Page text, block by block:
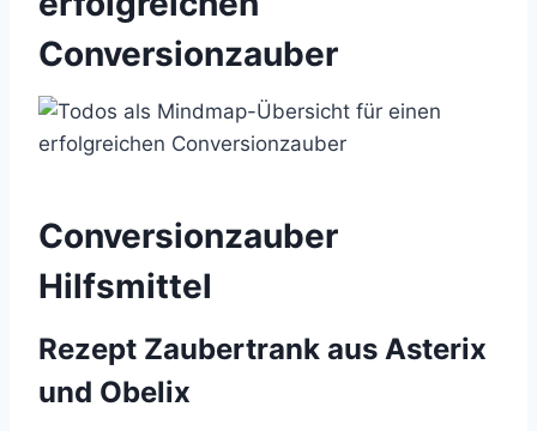
Conversionzauber
Conversionzauber
Hilfsmittel
Rezept Zaubertrank aus Asterix
und Obelix